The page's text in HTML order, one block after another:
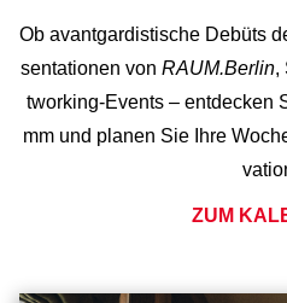
Ob avantgardistische Debüts
sentationen von RAUM.Berlin,
tworking-Events – entdecken
mm und planen Sie Ihre
ZUM